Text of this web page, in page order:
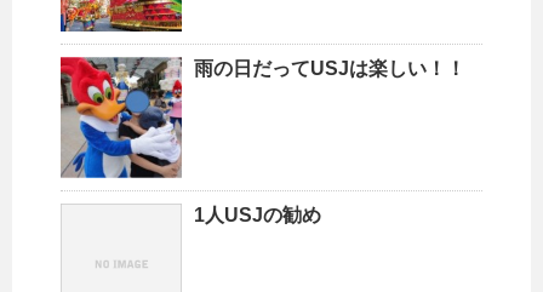
雨の日だってUSJは楽しい！！
1人USJの勧め